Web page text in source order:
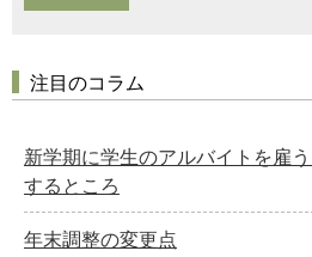
注目のコラム
新学期に学生のアルバイトを雇
するところ
年末調整の変更点